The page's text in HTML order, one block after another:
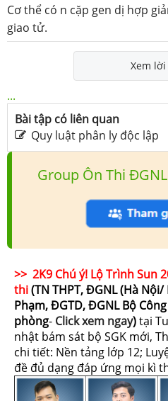
Cơ thể có n cặp gen dị hợp
giao tử.
Xem
...
Bài tập có liên quan
Quy luật phân ly độc lập
Group Ôn Thi
>> 2K9 Chú ý! Lộ Trình Sun
thi(TN THPT, ĐGNL (Hà
Phạm, ĐGTD, ĐGNL Bộ
phòng- Click xem ngay)tại
nhật bám sát bộ SGK mới,
chi tiết: Nền tảng lớp 12;
đề đủ dạng đáp ứng mọi kì